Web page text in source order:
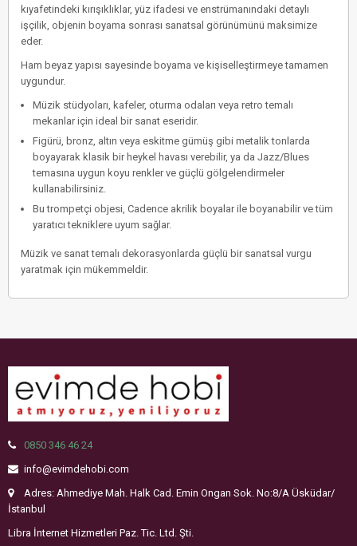
kıyafetindeki kırışıklıklar, yüz ifadesi ve enstrümanındaki detaylı
işçilik, objenin boyama sonrası sanatsal görünümünü maksimize
eder.
Ham beyaz yapısı sayesinde boyama ve kişiselleştirmeye tamamen
uygundur.
Müzik stüdyoları, kafeler, oturma odaları veya retro temalı
mekanlar için ideal bir sanat eseridir.
Figürü, bronz, altın veya eskitme gümüş gibi metalik tonlarda
boyayarak klasik bir heykel havası verebilir, ya da Jazz/Blues
temasına uygun koyu renkler ve güçlü gölgelendirmeler
kullanabilirsiniz.
Bu trompetçi objesi, Cadence akrilik boyalarile boyanabilir ve tüm
yaratıcı tekniklere uyum sağlar.
Müzik ve sanat temalı dekorasyonlarda güçlü bir sanatsal vurgu
yaratmak için mükemmeldir.
0850 346 46 24
info@evimdehobi.com
Adres: Ahmediye Mah. Halk Cad. Emin Ongan Sok. No:8/A Üsküdar/
İstanbul
Libra İnternet Hizmetleri Paz. Tic. Ltd. Şti.